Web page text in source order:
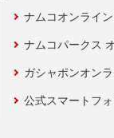
ナムコオンライ
ナムコパークス
ガシャポンオン
公式スマートフ